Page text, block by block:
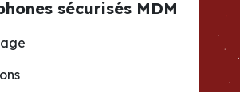
sécurisés MDM